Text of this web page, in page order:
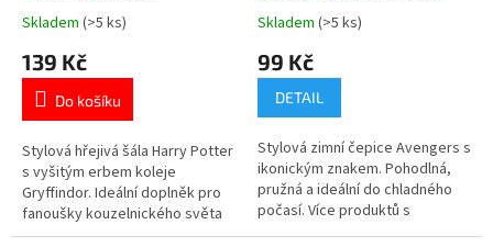
Průměrné
produktu
5,0
5
hvězdiček.
Skladem (>5 ks)
139 Kč
Do košíku
Stylová hřejivá šála Harry Potter
s vyšitým erbem koleje
Gryffindor. Ideální doplněk pro
fanoušky kouzelnického světa
🧙‍♂️✨ Více produktů s
Průměrné
produktu
5
hvězdiček.
Skladem (>5 ks)
99 Kč
DETAIL
Stylová zimní čepice Avengers s
ikonickým znakem. Pohodlná,
pružná a ideální do chladného
počasí. Více produktů s
motivem 👉 AVENGERS